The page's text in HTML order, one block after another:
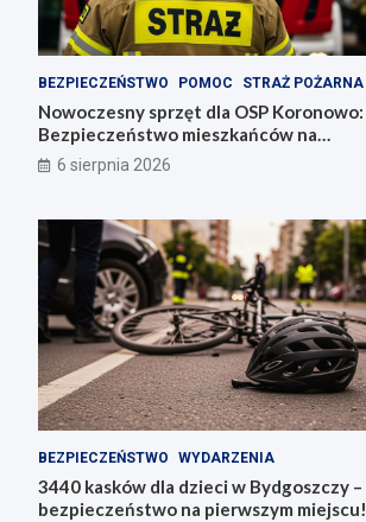
BEZPIECZEŃSTWO POMOC STRAŻ POŻARNA
Nowoczesny sprzęt dla OSP Koronowo:
Bezpieczeństwo mieszkańców na
pierwszym miejscu!
6 sierpnia 2026
BEZPIECZEŃSTWO WYDARZENIA
3440 kasków dla dzieci w Bydgoszczy –
bezpieczeństwo na pierwszym miejscu!